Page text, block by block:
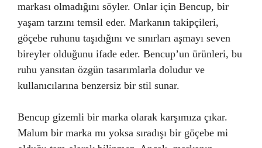
markası olmadığını söyler. Onlar için Bencup, bir
yaşam tarzını temsil eder. Markanın takipçileri,
göçebe ruhunu taşıdığını ve sınırları aşmayı seven
bireyler olduğunu ifade eder. Bencup’un ürünleri, bu
ruhu yansıtan özgün tasarımlarla doludur ve
kullanıcılarına benzersiz bir stil sunar.
Bencup gizemli bir marka olarak karşımıza çıkar.
Malum bir marka mı yoksa sıradışı bir göçebe mi